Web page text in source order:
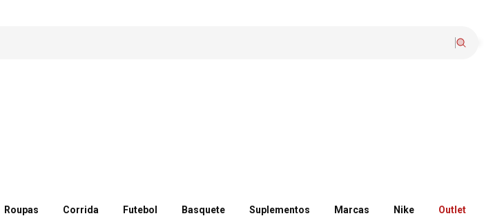
Roupas Corrida Futebol Basquete Suplementos Marcas Nike Outlet